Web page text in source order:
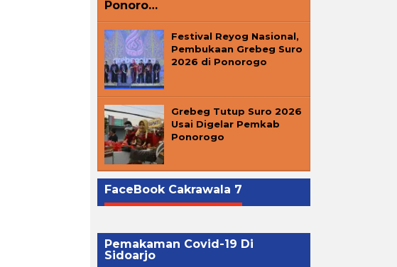
Ponoro…
Festival Reyog Nasional,
Pembukaan Grebeg Suro
2026 di Ponorogo
Grebeg Tutup Suro 2026
Usai Digelar Pemkab
Ponorogo
FaceBook Cakrawala 7
Pemakaman Covid-19 Di
Sidoarjo